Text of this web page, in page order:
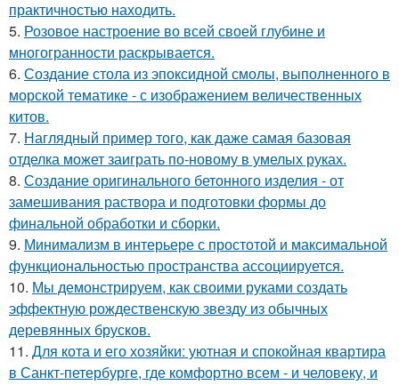
практичностью находить.
5. Розовое настроение во всей своей глубине и
многогранности раскрывается.
6. Создание стола из эпоксидной смолы, выполненного в
морской тематике - с изображением величественных
китов.
7. Наглядный пример того, как даже самая базовая
отделка может заиграть по-новому в умелых руках.
8. Создание оригинального бетонного изделия - от
замешивания раствора и подготовки формы до
финальной обработки и сборки.
9. Минимализм в интерьере с простотой и максимальной
функциональностью пространства ассоциируется.
10. Мы демонстрируем, как своими руками создать
эффектную рождественскую звезду из обычных
деревянных брусков.
11. Для кота и его хозяйки: уютная и спокойная квартира
в Санкт-петербурге, где комфортно всем - и человеку, и